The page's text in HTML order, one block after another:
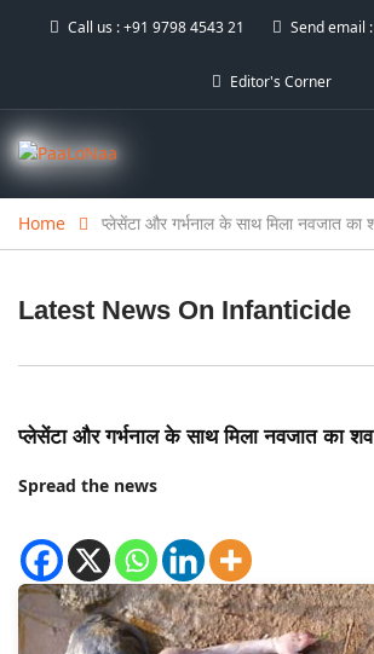
Call us :+91 9798 4543 21 Send email :
Editor's Corner
Home प्लेसेंटा और गर्भनाल के साथ मिला नवजात का
Latest News On Infanticide
प्लेसेंटा और गर्भनाल के साथ मिला नवजात का
Spread the news